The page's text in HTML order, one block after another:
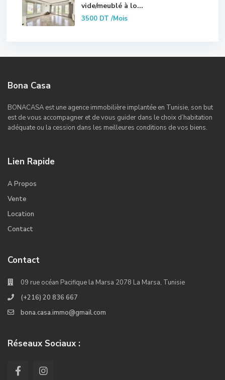
vide/meublé à lo...
3500 DT/Mois
Bona Casa
BONACASA est une agence immobilière implantée en Tunisie, son but
est de vous accompagner et de vous guider dans le choix d’habitation
adéquate ou la cession dans les meilleures conditions de vos biens.
Lien Rapide
A Propos
Vente
Location
Contact
Contact
09 rue océan Pacifique la Marsa 2078 La Marsa, Tunisie
(+216) 20 836 667
bona.casa.immo@gmail.com
Réseaux Sociaux :